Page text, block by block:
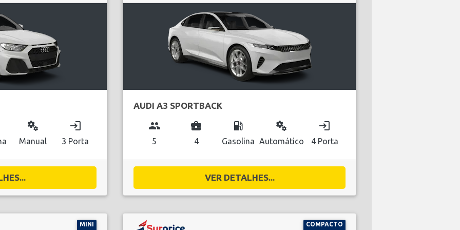
miscellaneous_services
Manual
login
3 Porta
AUDI A3 SPORTBACK
group
5
business_center
4
local_gas_station
Gasolina
miscellaneous_services
Automático
login
4 Porta
VER DETALHES...
MINI COMPACTO